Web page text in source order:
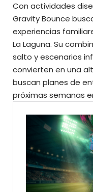
Con actividades
Gravity Bounce
experiencias
La Laguna. Su
salto y escenarios
convierten en una
buscan planes de
próximas semanas